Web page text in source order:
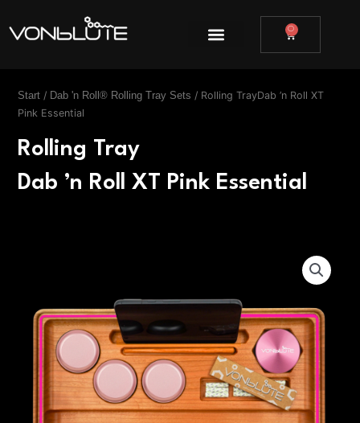
Inhalt
springen
0
Start / Dab 'n Roll® Rolling Tray Sets / Rolling TrayDab ’n Roll XT
Pink Essential
Rolling Tray
Dab ’n Roll XT Pink Essential